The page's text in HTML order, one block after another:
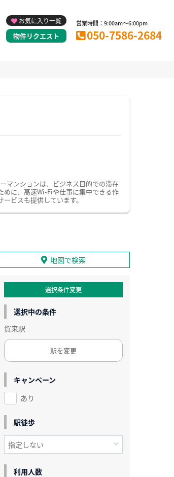
お気に入り一覧
物件リクエスト
営業時間：9:00am～6:00pm
050-7586-2684
マンションは、ビジネス目的での滞在
めに、高速Wi-Fiや仕事に集中できる作
ビスも提供しています。
地図で検索
選択条件変更
選択中の条件
賀来駅
駅を変更
キャンペーン
あり
駅徒歩
利用人数